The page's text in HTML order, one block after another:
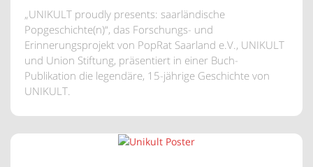
„UNIKULT proudly presents: saarländische
Popgeschichte(n)“, das Forschungs- und
Erinnerungsprojekt von PopRat Saarland e.V., UNIKULT
und Union Stiftung, präsentiert in einer Buch-
Publikation die legendäre, 15-jährige Geschichte von
UNIKULT.